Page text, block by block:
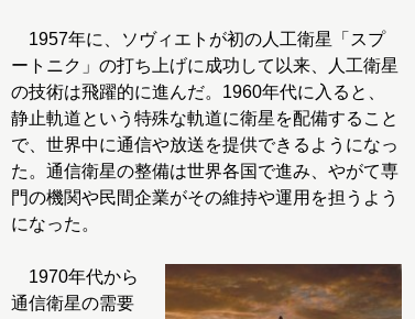
1957年に、ソヴィエトが初の人工衛星「スプ
ートニク」の打ち上げに成功して以来、人工衛星
の技術は飛躍的に進んだ。1960年代に入ると、
静止軌道という特殊な軌道に衛星を配備すること
で、世界中に通信や放送を提供できるようになっ
た。通信衛星の整備は世界各国で進み、やがて専
門の機関や民間企業がその維持や運用を担うよう
になった。
1970年代から
通信衛星の需要